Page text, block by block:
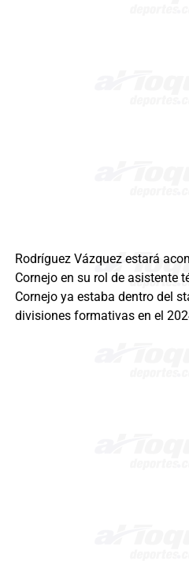
Rodríguez Vázquez estará
Cornejo en su rol de asistente
Cornejo ya estaba dentro del
divisiones formativas en el